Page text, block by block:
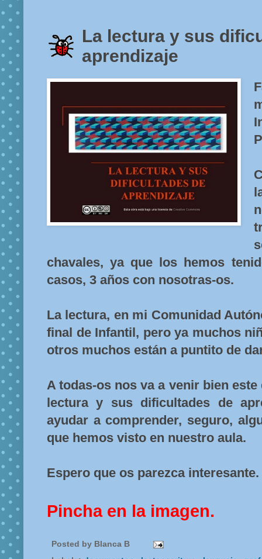
La lectura y sus
aprendizaje
chavales, ya que los hemos
casos, 3 años con nosotras-os.
La lectura, en mi Comunidad
final de Infantil, pero ya muchos
otros muchos están a puntito de
A todas-os nos va a venir bien
lectura y sus dificultades de
ayudar a comprender, seguro,
que hemos visto en nuestro aula.
Espero que os parezca interesante.
Pincha en la imagen.
Posted by Blanca B